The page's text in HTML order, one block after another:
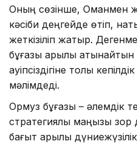
Оның сөзінше, Оманмен
кәсіби деңгейде өтіп,
жеткізіліп жатыр.
бұғазы арқылы қатынайтын
қауіпсіздігіне толық
мәлімдеді.
Ормуз бұғазы – әлемдік
стратегиялық маңызы зор
бағыт арқылы